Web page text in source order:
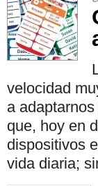
velocidad
a
que, hoy en
dispositivos
vida diaria;